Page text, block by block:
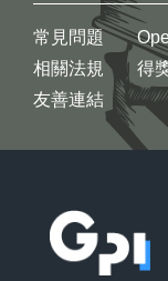
常見問題
相關法規
友善連結
得